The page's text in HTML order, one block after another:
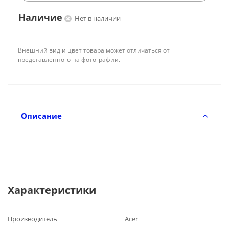
Наличие Нет в наличии
Внешний вид и цвет товара может отличаться от
представленного на фотографии.
Описание
Характеристики
Производитель
Acer